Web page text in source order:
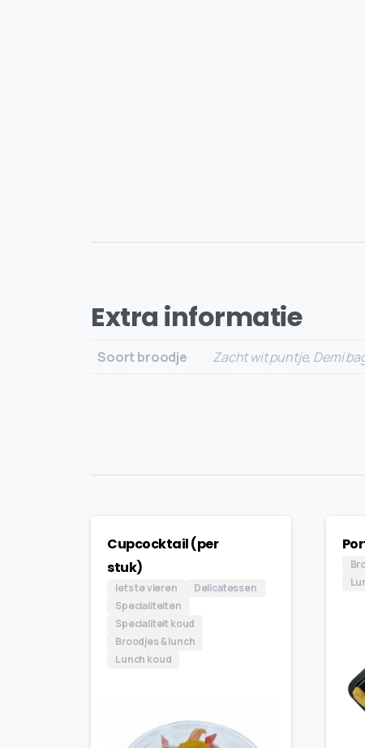
Extra informatie
Soort broodje Zacht wit puntje, Demi
Cupcocktail (per
stuk)
Iets te vieren
Delicatessen
Specialiteiten
Specialiteit koud
Broodjes & lunch
Lunch koud